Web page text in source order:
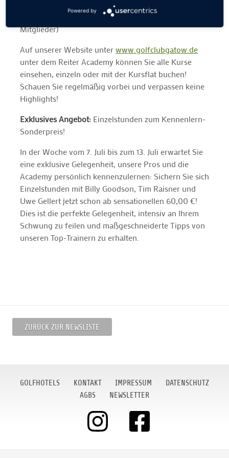
• 20 Einheiten: jetzt nur noch 339€ (289€ Mitglieder)
• 20 Einheiten für Schüler & Studierende: 269€ (229€
Mitglieder)
Auf unserer Website unterwww.golfclubgatow.de
unter dem Reiter Academy können Sie alle Kurse
einsehen, einzeln oder mit der Kursflat buchen!
Schauen Sie regelmäßig vorbei und verpassen keine
Highlights!
Exklusives Angebot: Einzelstunden zum Kennenlern-
Sonderpreis!
In der Woche vom 7. Juli bis zum 13. Juli erwartet Sie
eine exklusive Gelegenheit, unsere Pros und die
Academy persönlich kennenzulernen: Sichern Sie sich
Einzelstunden mit Billy Goodson, Tim Raisner und
Uwe Gellert jetzt schon ab sensationellen 60,00 €!
Dies ist die perfekte Gelegenheit, intensiv an Ihrem
Schwung zu feilen und maßgeschneiderte Tipps von
unseren Top-Trainern zu erhalten.
ZURÜCK ZUR NEWSLISTE
GOLFHOTELS KONTAKT IMPRESSUM
DATENSCHUTZ
AGBS
NEWSLETTER
Powered by